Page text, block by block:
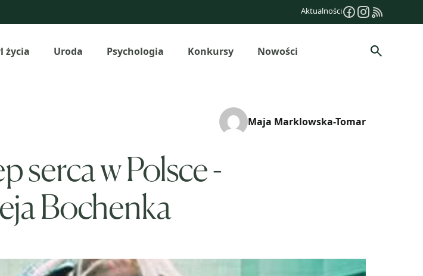
Aktualności
życia Uroda Psychologia Konkursy Nowości Szukaj
Maja Marklowska-Tomar
serca w Polsce -
Bochenka